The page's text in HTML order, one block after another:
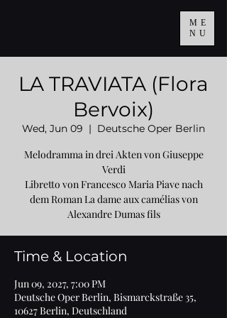
ME
NU
LA TRAVIATA (Flora
Bervoix)
Wed, Jun 09
  |
Deutsche Oper Berlin
Melodramma in drei Akten von Giuseppe
Verdi
Libretto von Francesco Maria Piave nach
dem Roman La dame aux camélias von
Alexandre Dumas fils
Time & Location
Jun 09, 2027, 7:00 PM
Deutsche Oper Berlin, Bismarckstraße 35,
10627 Berlin, Deutschland